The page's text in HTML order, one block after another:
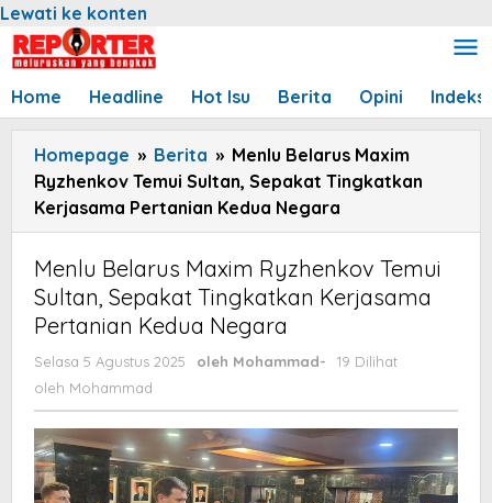
Lewati ke konten
Home Headline Hot Isu Berita Opini Indeks
Homepage » Berita » Menlu Belarus Maxim
Ryzhenkov Temui Sultan, Sepakat Tingkatkan
Kerjasama Pertanian Kedua Negara
Menlu Belarus Maxim Ryzhenkov Temui
Sultan, Sepakat Tingkatkan Kerjasama
Pertanian Kedua Negara
Selasa 5 Agustus 2025 oleh Mohammad-
19 Dilihat
oleh Mohammad